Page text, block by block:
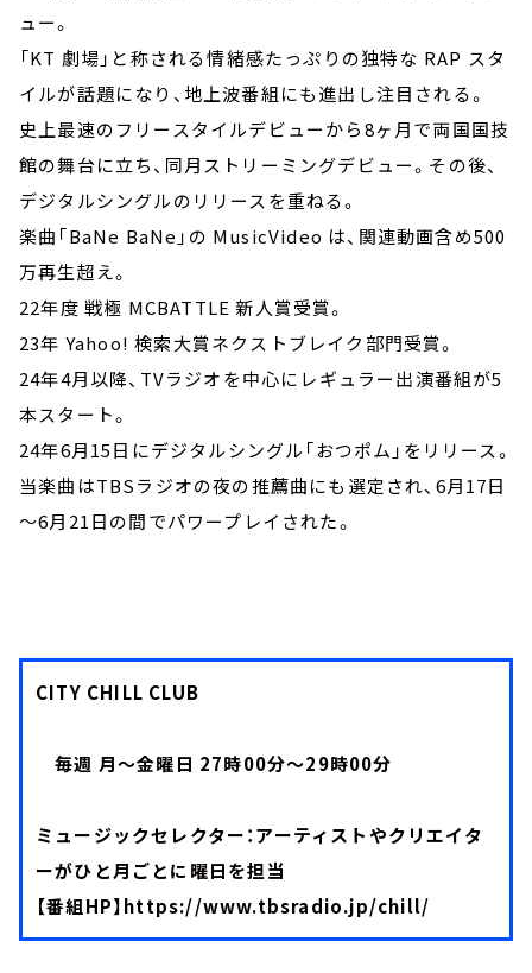
ュー。
「KT 劇場」と称される情緒感たっぷりの独特な RAP スタ
イルが話題になり、地上波番組にも進出し注目される。
史上最速のフリースタイルデビューから8ヶ月で両国国技
館の舞台に立ち、同月ストリーミングデビュー。その後、
デジタルシングルのリリースを重ねる。
楽曲「BaNe BaNe」の MusicVideo は、関連動画含め500
万再生超え。
22年度 戦極 MCBATTLE 新人賞受賞。
23年 Yahoo! 検索大賞ネクストブレイク部門受賞。
24年4月以降、TVラジオを中心にレギュラー出演番組が5
本スタート。
24年6月15日にデジタルシングル「おつポム」をリリース。
当楽曲はTBSラジオの夜の推薦曲にも選定され、6月17日
～6月21日の間でパワープレイされた。
CITY CHILL CLUB
毎週 月～金曜日 27時00分～29時00分
ミュージックセレクター：アーティストやクリエイタ
ーがひと月ごとに曜日を担当
【番組HP】https://www.tbsradio.jp/chill/